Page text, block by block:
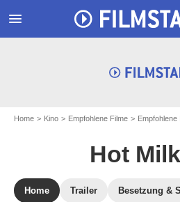
menu
Home Kino Empfohlene Filme Empfohlene
Hot Milk
Home Trailer Besetzung &